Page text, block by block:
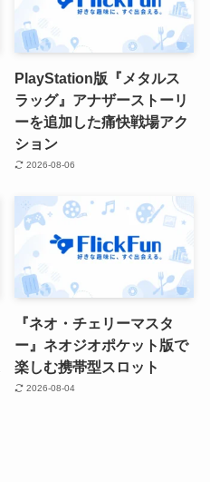
PlayStation版『メタルス
ラッグ』アナザーストーリ
ーを追加した痛快戦場アク
ション
2026-08-06
『ネオ・チェリーマスタ
ー』ネオジオポケット版で
楽しむ携帯型スロット
2026-08-04